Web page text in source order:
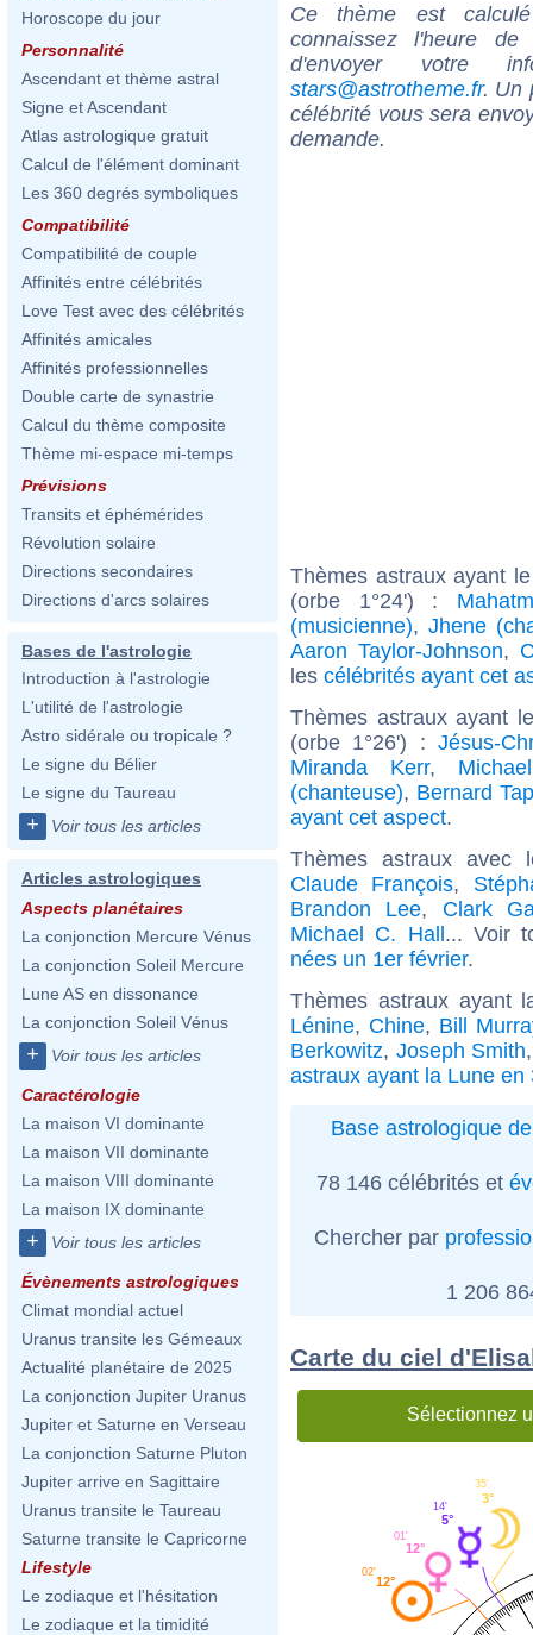
Horoscope du jour
Personnalité
Ascendant et thème astral
Signe et Ascendant
Atlas astrologique gratuit
Calcul de l'élément dominant
Les 360 degrés symboliques
Compatibilité
Compatibilité de couple
Affinités entre célébrités
Love Test avec des célébrités
Affinités amicales
Affinités professionnelles
Double carte de synastrie
Calcul du thème composite
Thème mi-espace mi-temps
Prévisions
Transits et éphémérides
Révolution solaire
Directions secondaires
Directions d'arcs solaires
Bases de l'astrologie
Introduction à l'astrologie
L'utilité de l'astrologie
Astro sidérale ou tropicale ?
Le signe du Bélier
Le signe du Taureau
+ Voir tous les articles
Articles astrologiques
Aspects planétaires
La conjonction Mercure Vénus
La conjonction Soleil Mercure
Lune AS en dissonance
La conjonction Soleil Vénus
+ Voir tous les articles
Caractérologie
La maison VI dominante
La maison VII dominante
La maison VIII dominante
La maison IX dominante
+ Voir tous les articles
Évènements astrologiques
Climat mondial actuel
Uranus transite les Gémeaux
Actualité planétaire de 2025
La conjonction Jupiter Uranus
Jupiter et Saturne en Verseau
La conjonction Saturne Pluton
Jupiter arrive en Sagittaire
Uranus transite le Taureau
Saturne transite le Capricorne
Lifestyle
Le zodiaque et l'hésitation
Le zodiaque et la timidité
Ce thème est
connaissez l'heure de
d'envoyer votre
stars@astrotheme.fr. Un
célébrité vous sera
demande.
Thèmes astraux ayant
(orbe 1°24') :
(musicienne),Jhene
Aaron Taylor-Johnson,
les célébrités ayant cet
Thèmes astraux ayant
(orbe 1°26') : Jésus-
Miranda Kerr,
(chanteuse), Bernard
ayant cet aspect.
Thèmes astraux
Claude François,
Brandon Lee, Clark
Michael C. Hall... Voir
nées un 1er février.
Thèmes astraux ayant
Lénine, Chine, Bill
Berkowitz, Joseph Smith
astraux ayant la Lune en
Base astrologique
78 146 célébrités et
Chercher par
1 206
Carte du ciel
Sélectionnez
3°
35'
5°
14'
12°
01'
12°
02'